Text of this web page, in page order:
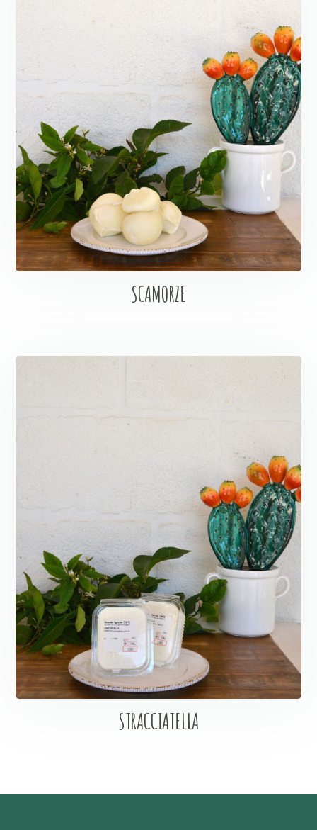
SCAMORZE
STRACCIATELLA